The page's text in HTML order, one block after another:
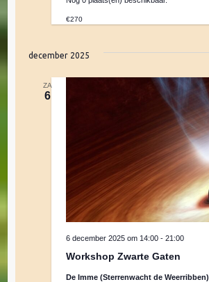
€270
december 2025
ZA
6
Workshop Zwarte Gaten
6 december 2025 om 14:00 -21:00
De Imme (Sterrenwacht de Weerribben)